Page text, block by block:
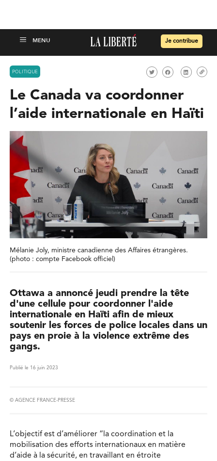
Je contribue
POLITIQUE
Le Canada va coordonner
l’aide internationale en Haïti
Mélanie Joly, ministre canadienne des Affaires étrangères.
(photo : compte Facebook officiel)
Ottawa a annoncé jeudi prendre la tête
d'une cellule pour coordonner l'aide
internationale en Haïti afin de mieux
soutenir les forces de police locales dans un
pays en proie à la violence extrême des
gangs.
Publié le 16 juin 2023
© AGENCE FRANCE-PRESSE
L’objectif est d’améliorer “la coordination et la
mobilisation des efforts internationaux en matière
d’aide à la sécurité, en travaillant en étroite